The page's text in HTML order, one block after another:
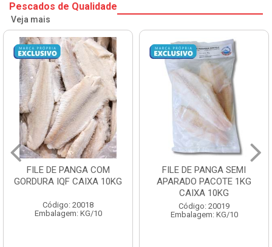
Pescados de Qualidade
Veja mais
FILE DE PANGA SEMI
APARADO PACOTE 1KG
Código: 20019
Embalagem: KG/10
POLACA DESFIADA
PESCAMARES PCT5KG
CX10KG
Código: 20161
Embalagem: KG/10